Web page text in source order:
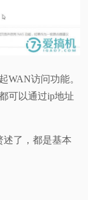
WAN访问功能。
可以通过ip地址
了，都是基本